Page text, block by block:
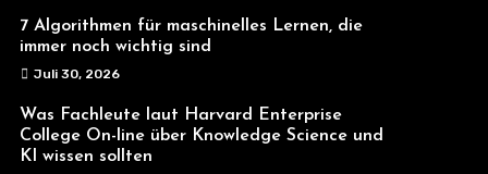
7 Algorithmen für maschinelles Lernen, die
immer noch wichtig sind
Juli 30, 2026
Was Fachleute laut Harvard Enterprise
College On-line über Knowledge Science und
KI wissen sollten